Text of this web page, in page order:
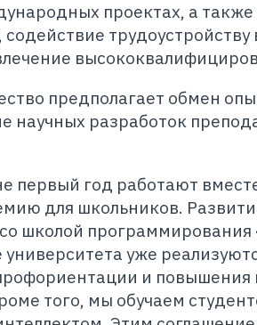
проектах, а
предполагает обмен
научных разработок
первый год работают
для школьников.
школой
университета уже
и повышения
того, мы обучаем